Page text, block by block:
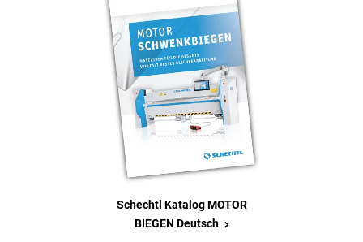
Schechtl Katalog MOTOR
BIEGEN Deutsch >